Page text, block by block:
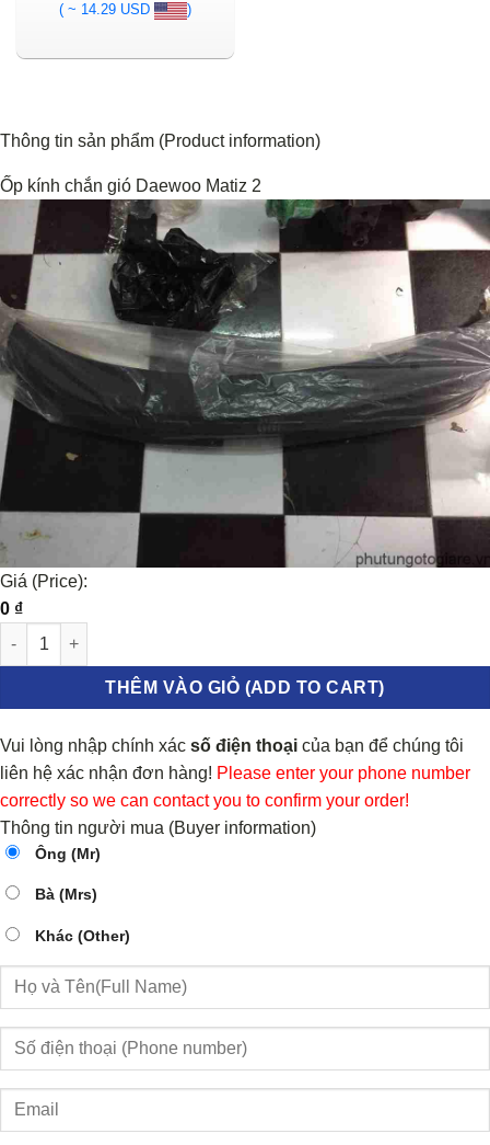
( ~ 14.29 USD
)
Thông tin sản phẩm (Product information)
Ốp kính chắn gió Daewoo Matiz 2
Giá (Price):
0 ₫
Ốp kính chắn gió Daewoo Matiz 2 số lượng
THÊM VÀO GIỎ (ADD TO CART)
Vui lòng nhập chính xác số điện thoại của bạn để chúng tôi
liên hệ xác nhận đơn hàng! Please enter your phone number
correctly so we can contact you to confirm your order!
Thông tin người mua (Buyer information)
Ông (Mr)
Bà (Mrs)
Khác (Other)